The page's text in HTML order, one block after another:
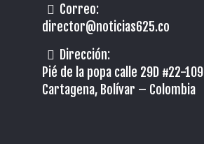
Correo:
director@noticias625.co
Dirección:
Pié de la popa calle 29D #22-109
Cartagena, Bolívar – Colombia